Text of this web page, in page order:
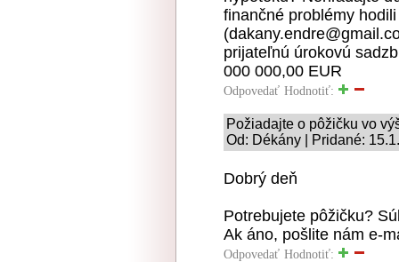
finančné problémy
prijateľnú úrokovú
000 000,00 EUR
Odpovedať Hodnotiť:
Požiadajte o pôžičku vo
Od: Dékány | Pridané:
Dobrý deň
Potrebujete pôžičku?
Ak áno, pošlite nám e-
Odpovedať Hodnotiť: